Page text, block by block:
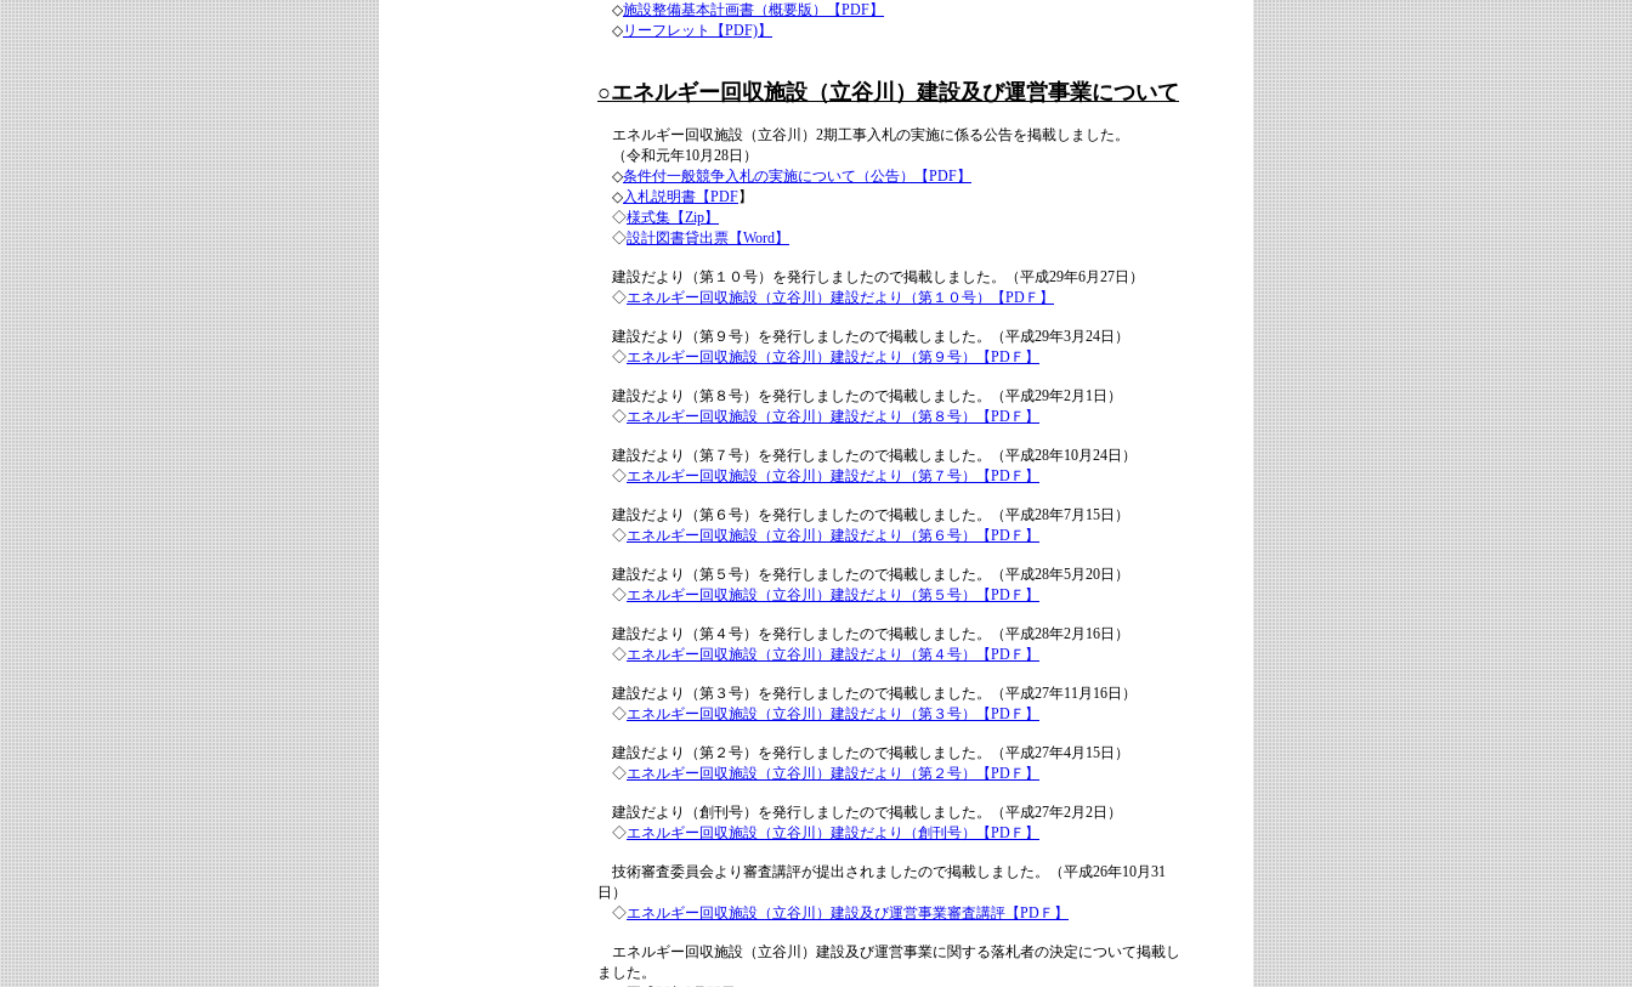
◇施設整備基本計画書（概要版）【PDF】
◇リーフレット【PDF)】
○エネルギー回収施設（立谷川）建設及び運営事業について
エネルギー回収施設（立谷川）2期工事入札の実施に係る公告を掲載しました。
（令和元年10月28日）
◇条件付一般競争入札の実施について（公告）【PDF】
◇入札説明書【PDF】
◇様式集【Zip】
◇設計図書貸出票【Word】
建設だより（第１０号）を発行しましたので掲載しました。（平成29年6月27日）
◇エネルギー回収施設（立谷川）建設だより（第１０号）【PDＦ】
建設だより（第９号）を発行しましたので掲載しました。（平成29年3月24日）
◇エネルギー回収施設（立谷川）建設だより（第９号）【PDＦ】
建設だより（第８号）を発行しましたので掲載しました。（平成29年2月1日）
◇エネルギー回収施設（立谷川）建設だより（第８号）【PDＦ】
建設だより（第７号）を発行しましたので掲載しました。（平成28年10月24日）
◇エネルギー回収施設（立谷川）建設だより（第７号）【PDＦ】
建設だより（第６号）を発行しましたので掲載しました。（平成28年7月15日）
◇エネルギー回収施設（立谷川）建設だより（第６号）【PDＦ】
建設だより（第５号）を発行しましたので掲載しました。（平成28年5月20日）
◇エネルギー回収施設（立谷川）建設だより（第５号）【PDＦ】
建設だより（第４号）を発行しましたので掲載しました。（平成28年2月16日）
◇エネルギー回収施設（立谷川）建設だより（第４号）【PDＦ】
建設だより（第３号）を発行しましたので掲載しました。（平成27年11月16日）
◇エネルギー回収施設（立谷川）建設だより（第３号）【PDＦ】
建設だより（第２号）を発行しましたので掲載しました。（平成27年4月15日）
◇エネルギー回収施設（立谷川）建設だより（第２号）【PDＦ】
建設だより（創刊号）を発行しましたので掲載しました。（平成27年2月2日）
◇エネルギー回収施設（立谷川）建設だより（創刊号）【PDＦ】
技術審査委員会より審査講評が提出されましたので掲載しました。（平成26年10月31
日）
◇エネルギー回収施設（立谷川）建設及び運営事業審査講評【PDＦ】
エネルギー回収施設（立谷川）建設及び運営事業に関する落札者の決定について掲載し
ました。